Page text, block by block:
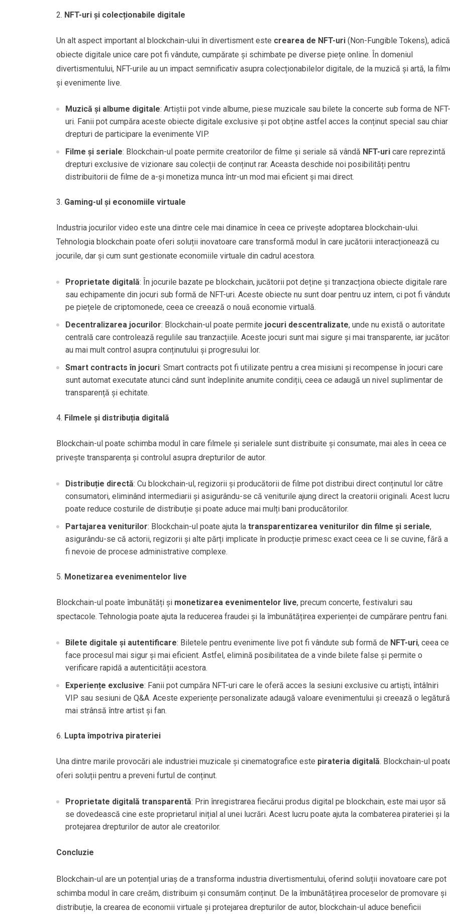
NFT-uri și colecționabile digitale
Un alt aspect important al blockchain-ului în divertisment este crearea de NFT-uri (Non-Fungible Tokens), adică
obiecte digitale unice care pot fi vândute, cumpărate și schimbate pe diverse piețe online. În domeniul
divertismentului, NFT-urile au un impact semnificativ asupra colecționabilelor digitale, de la muzică și artă, la
și evenimente live.
Muzică și albume digitale: Artiștii pot vinde albume, piese muzicale sau bilete la concerte sub forma de NFT-
uri. Fanii pot cumpăra aceste obiecte digitale exclusive și pot obține astfel acces la conținut special sau chiar
drepturi de participare la evenimente VIP.
Filme și seriale: Blockchain-ul poate permite creatorilor de filme și seriale să vândă NFT-uri care reprezintă
drepturi exclusive de vizionare sau colecții de conținut rar. Aceasta deschide noi posibilități pentru
distribuitorii de filme de a-și monetiza munca într-un mod mai eficient și mai direct.
Gaming-ul și economiile virtuale
Industria jocurilor video este una dintre cele mai dinamice în ceea ce privește adoptarea blockchain-ului.
Tehnologia blockchain poate oferi soluții inovatoare care transformă modul în care jucătorii interacționează cu
jocurile, dar și cum sunt gestionate economiile virtuale din cadrul acestora.
Proprietate digitală: În jocurile bazate pe blockchain, jucătorii pot deține și tranzacționa obiecte digitale rare
sau echipamente din jocuri sub formă de NFT-uri. Aceste obiecte nu sunt doar pentru uz intern, ci pot fi
pe piețele de criptomonede, ceea ce creează o nouă economie virtuală.
Decentralizarea jocurilor: Blockchain-ul poate permite jocuri descentralizate, unde nu există o autoritate
centrală care controlează regulile sau tranzacțiile. Aceste jocuri sunt mai sigure și mai transparente, iar
au mai mult control asupra conținutului și progresului lor.
Smart contracts în jocuri: Smart contracts pot fi utilizate pentru a crea misiuni și recompense în jocuri care
sunt automat executate atunci când sunt îndeplinite anumite condiții, ceea ce adaugă un nivel suplimentar de
transparență și echitate.
Filmele și distribuția digitală
Blockchain-ul poate schimba modul în care filmele și serialele sunt distribuite și consumate, mai ales în ceea ce
privește transparența și controlul asupra drepturilor de autor.
Distribuție directă: Cu blockchain-ul, regizorii și producătorii de filme pot distribui direct conținutul lor către
consumatori, eliminând intermediarii și asigurându-se că veniturile ajung direct la creatorii originali. Acest lucru
poate reduce costurile de distribuție și poate aduce mai mulți bani producătorilor.
Partajarea veniturilor: Blockchain-ul poate ajuta la transparentizarea veniturilor din filme și seriale,
asigurându-se că actorii, regizorii și alte părți implicate în producție primesc exact ceea ce li se cuvine, fără a
fi nevoie de procese administrative complexe.
Monetizarea evenimentelor live
Blockchain-ul poate îmbunătăți și monetizarea evenimentelor live, precum concerte, festivaluri sau
spectacole. Tehnologia poate ajuta la reducerea fraudei și la îmbunătățirea experienței de cumpărare pentru fani.
Bilete digitale și autentificare: Biletele pentru evenimente live pot fi vândute sub formă de NFT-uri, ceea ce
face procesul mai sigur și mai eficient. Astfel, elimină posibilitatea de a vinde bilete false și permite o
verificare rapidă a autenticității acestora.
Experiențe exclusive: Fanii pot cumpăra NFT-uri care le oferă acces la sesiuni exclusive cu artiști, întâlniri
VIP sau sesiuni de Q&A. Aceste experiențe personalizate adaugă valoare evenimentului și creează o legătură
mai strânsă între artist și fan.
Lupta împotriva pirateriei
Una dintre marile provocări ale industriei muzicale și cinematografice este pirateria digitală. Blockchain-ul
oferi soluții pentru a preveni furtul de conținut.
Proprietate digitală transparentă: Prin înregistrarea fiecărui produs digital pe blockchain, este mai ușor să
se dovedească cine este proprietarul inițial al unei lucrări. Acest lucru poate ajuta la combaterea pirateriei și la
protejarea drepturilor de autor ale creatorilor.
Concluzie
Blockchain-ul are un potențial uriaș de a transforma industria divertismentului, oferind soluții inovatoare care pot
schimba modul în care creăm, distribuim și consumăm conținut. De la îmbunătățirea proceselor de promovare și
distribuție, la crearea de economii virtuale și protejarea drepturilor de autor, blockchain-ul aduce beneficii